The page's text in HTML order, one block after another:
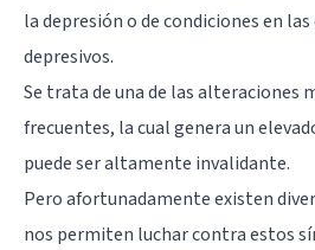
la depresión o de condiciones en
depresivos.
Se trata de una de las alteraciones
frecuentes, la cual genera un
puede ser altamente invalidante.
Pero afortunadamente existen
nos permiten luchar contra estos